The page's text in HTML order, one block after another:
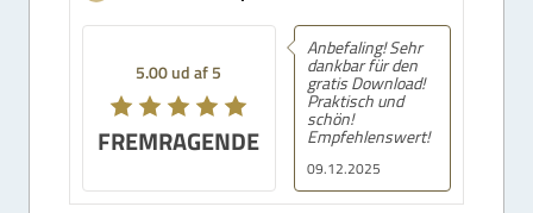
5.00 ud af 5
FREMRAGENDE
09.12.2025
Anbefaling! Sehr
dankbar für den
gratis Download!
Praktisch und
schön!
Empfehlenswert!